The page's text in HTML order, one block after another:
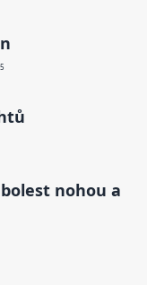
nohou a